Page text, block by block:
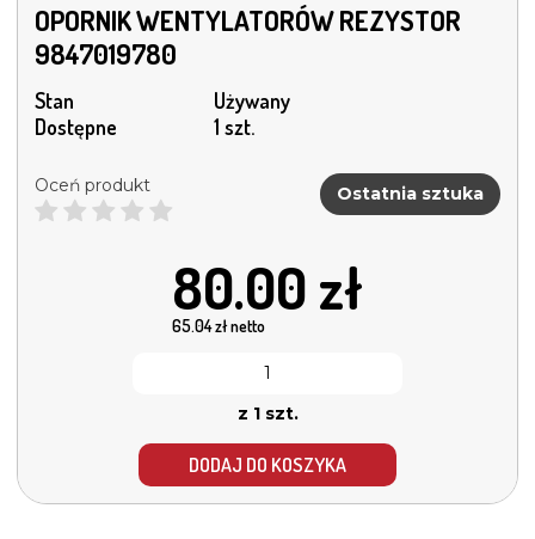
OPORNIK WENTYLATORÓW REZYSTOR
9847019780
Stan
Używany
Dostępne
1 szt.
Oceń produkt Ostatnia sztuka
80.00 zł
65.04zł netto
z 1 szt.
DODAJ DO KOSZYKA